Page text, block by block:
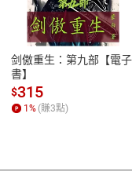
性
參
服務時間：週
13:00-17:00 (
客服電話：
剑傲重生：第九部【電子
書】
$315
1% (賺3點)